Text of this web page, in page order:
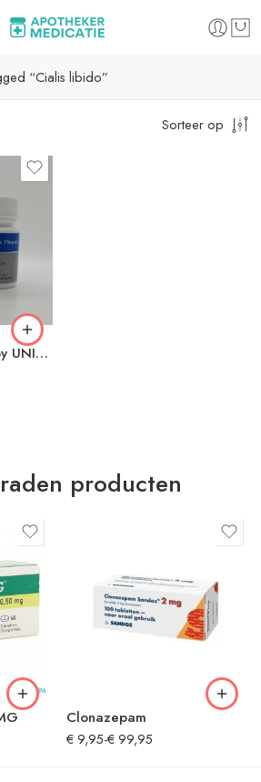
“Cialis libido”
Sorteer op
Cialis 20 (Tadalafil) by UNIQUE PHARMA®
producten
Clonazepam
€ 9,95-€ 99,95